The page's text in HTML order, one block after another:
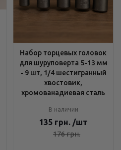
Набор торцевых головок
для шуруповерта 5-13 мм
- 9 шт, 1/4 шестигранный
хвостовик,
хромованадиевая сталь
В наличии
135 грн. /шт
176грн.